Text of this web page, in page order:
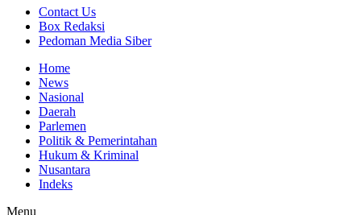
Contact Us
Box Redaksi
Pedoman Media Siber
Home
News
Nasional
Daerah
Parlemen
Politik & Pemerintahan
Hukum & Kriminal
Nusantara
Indeks
Menu